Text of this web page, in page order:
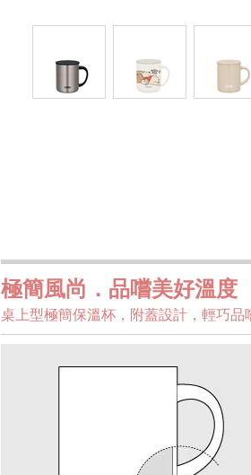
極簡風尚．品嚐美好溫度
桌上型極簡保溫杯，附蓋設計，輕巧品